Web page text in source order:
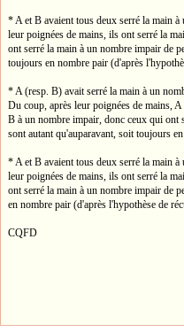
* A et B avaient tous deux serré la main
leur poignées de mains, ils ont serré la
ont serré la main à un nombre impair de
toujours en nombre pair (d'après
* A (resp. B) avait serré la main à un
Du coup, après leur poignées de mains,
B à un nombre impair, donc ceux qui ont
sont autant qu'auparavant, soit toujours
* A et B avaient tous deux serré la main
leur poignées de mains, ils ont serré la
ont serré la main à un nombre impair de
en nombre pair (d'après l'hypothèse de
CQFD